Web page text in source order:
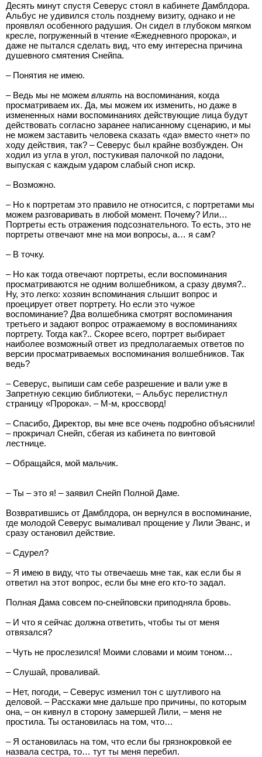
Десять минут спустя Северус стоял в кабинете Дамблдора.
Альбус не удивился столь позднему визиту, однако и не
проявлял особенного радушия. Он сидел в глубоком мягком
кресле, погруженный в чтение «Ежедневного пророка», и
даже не пытался сделать вид, что ему интересна причина
душевного смятения Снейпа.
– Понятия не имею.
– Ведь мы не можем влиять на воспоминания, когда
просматриваем их. Да, мы можем их изменить, но даже в
измененных нами воспоминаниях действующие лица будут
действовать согласно заранее написанному сценарию, и мы
не можем заставить человека сказать «да» вместо «нет» по
ходу действия, так? – Северус был крайне возбужден. Он
ходил из угла в угол, постукивая палочкой по ладони,
выпуская с каждым ударом слабый сноп искр.
– Возможно.
– Но к портретам это правило не относится, с портретами мы
можем разговаривать в любой момент. Почему? Или…
Портреты есть отражения подсознательного. То есть, это не
портреты отвечают мне на мои вопросы, а… я сам?
– В точку.
– Но как тогда отвечают портреты, если воспоминания
просматриваются не одним волшебником, а сразу двумя?..
Ну, это легко: хозяин вспоминания слышит вопрос и
проецирует ответ портрету. Но если это чужое
воспоминание? Два волшебника смотрят воспоминания
третьего и задают вопрос отражаемому в воспоминаниях
портрету. Тогда как?.. Скорее всего, портрет выбирает
наиболее возможный ответ из предполагаемых ответов по
версии просматриваемых воспоминания волшебников. Так
ведь?
– Северус, выпиши сам себе разрешение и вали уже в
Запретную секцию библиотеки, – Альбус перелистнул
страницу «Пророка». – М-м, кроссворд!
– Спасибо, Директор, вы мне все очень подробно объяснили!
– прокричал Снейп, сбегая из кабинета по винтовой
лестнице.
– Обращайся, мой мальчик.
– Ты – это я! – заявил Снейп Полной Даме.
Возвратившись от Дамблдора, он вернулся в воспоминание,
где молодой Северус вымаливал прощение у Лили Эванс, и
сразу остановил действие.
– Сдурел?
– Я имею в виду, что ты отвечаешь мне так, как если бы я
ответил на этот вопрос, если бы мне его кто-то задал.
Полная Дама совсем по-снейповски приподняла бровь.
– И что я сейчас должна ответить, чтобы ты от меня
отвязался?
– Чуть не прослезился! Моими словами и моим тоном…
– Слушай, проваливай.
– Нет, погоди, – Северус изменил тон с шутливого на
деловой. – Расскажи мне дальше про причины, по которым
она, – он кивнул в сторону замершей Лили, – меня не
простила. Ты остановилась на том, что…
– Я остановилась на том, что если бы грязнокровкой ее
назвала сестра, то… тут ты меня перебил.